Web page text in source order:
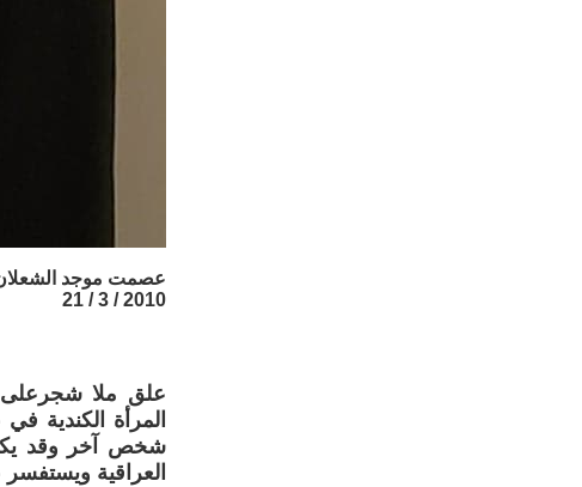
عصمت موجد
2010 / 3 / 21
المرأة الكندية
شخص آخر وقد
العراقية